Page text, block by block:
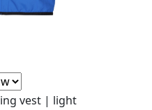
vest | light